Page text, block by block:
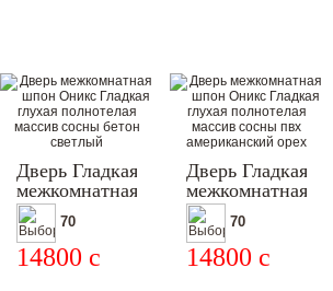
Дверь Гладкая
межкомнатная
70
14800 c
Дверь Гладкая
межкомнатная
70
14800 c